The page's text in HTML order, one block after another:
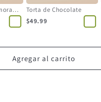
Globo para Enamorados - Forma de Corazón - Grande
Torta de Chocolate
$49.99
Agregar al carrito